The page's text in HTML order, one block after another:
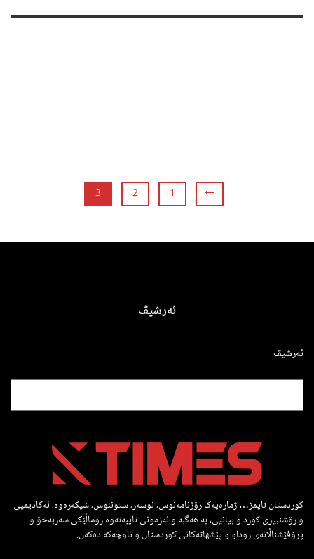
1
2
3
ئەرشیڤ
ئەرشیڤ
کوردستان تایمز… ژمارەیەک رۆژنامەنوس، نوسەر، ستوننوس، شیکەرەوە، ئەکادیمیی
و رۆشنبیری کورد و بیانیی، بە هەگبە و ئەزمونی تایبەتەوە روماڵێکی سەربەخۆ و
پرۆفێشناڵانەی روداو و پێشهاتەکانی کوردستان و ناوچەکە دەکەن.